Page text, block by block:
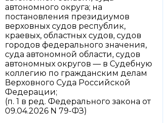
автономного округа; на
постановления президиумов
верховных судов республик,
краевых, областных судов, судов
городов федерального значения,
суда автономной области, судов
автономных округов — в Судебную
коллегию по гражданским делам
Верховного Суда Российской
Федерации;
(п. 1 в ред. Федерального закона от
09.04.2026 N 79-ФЗ)